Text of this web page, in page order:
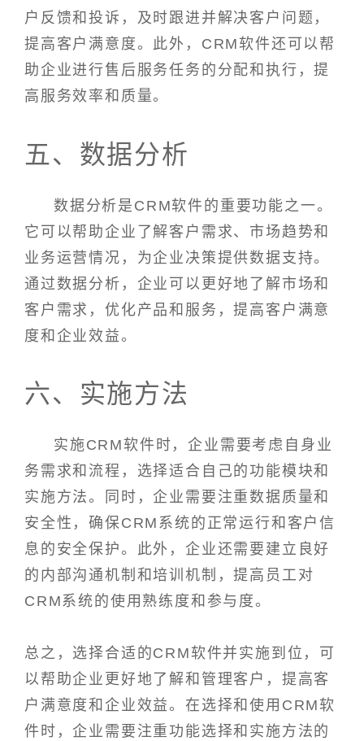
户反馈和投诉，及时跟进并解决客户问题，
提高客户满意度。此外，CRM软件还可以帮
助企业进行售后服务任务的分配和执行，提
高服务效率和质量。
五、数据分析
数据分析是CRM软件的重要功能之一。
它可以帮助企业了解客户需求、市场趋势和
业务运营情况，为企业决策提供数据支持。
通过数据分析，企业可以更好地了解市场和
客户需求，优化产品和服务，提高客户满意
度和企业效益。
六、实施方法
实施CRM软件时，企业需要考虑自身业
务需求和流程，选择适合自己的功能模块和
实施方法。同时，企业需要注重数据质量和
安全性，确保CRM系统的正常运行和客户信
息的安全保护。此外，企业还需要建立良好
的内部沟通机制和培训机制，提高员工对
CRM系统的使用熟练度和参与度。
总之，选择合适的CRM软件并实施到位，可
以帮助企业更好地了解和管理客户，提高客
户满意度和企业效益。在选择和使用CRM软
件时，企业需要注重功能选择和实施方法的